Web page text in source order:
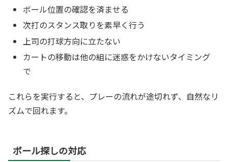
ボール位置の確認を済ませる
次打のスタンス取りを素早く行う
上司の打球方向に立たない
カートの移動は他の組に迷惑をかけないタイミング
で
これらを実行すると、プレーの流れが途切れず、自然なリ
ズムで回れます。
ボール探しの対応